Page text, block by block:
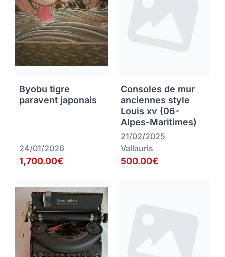
Byobu tigre
paravent japonais
24/01/2026
1,700.00€
Consoles de mur
anciennes style
Louis xv (06-
Alpes-Maritimes)
21/02/2025
Vallauris
500.00€